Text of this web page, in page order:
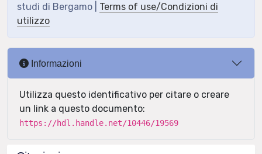
studi di Bergamo | Terms of use/Condizioni di
utilizzo
Informazioni
Utilizza questo identificativo per citare o creare
un link a questo documento:
https://hdl.handle.net/10446/19569